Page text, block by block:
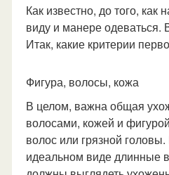
Как известно, до того,
виду и манере одеваться.
Итак, какие критерии
Фигура, волосы, кожа
В целом, важна общая
волосами, кожей и
волос или грязной
идеальном виде длинные